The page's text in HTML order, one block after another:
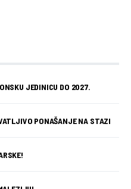
JEDINICU DO 2027.
PONAŠANJE NA STAZI